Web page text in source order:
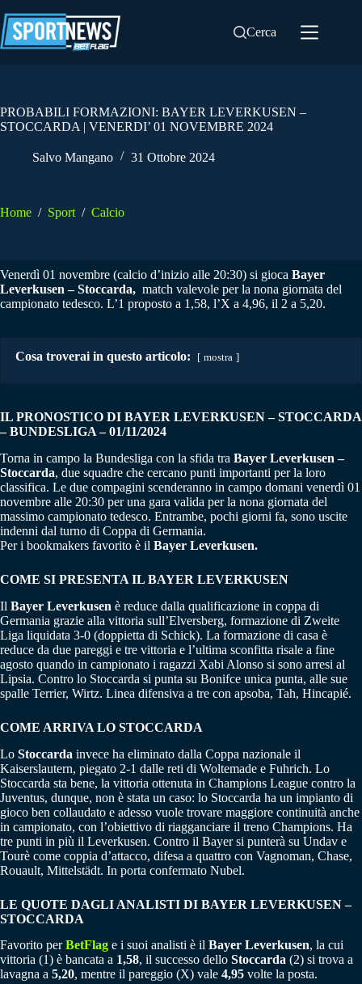
al
contenuto
Cerca
PROBABILI FORMAZIONI: BAYER LEVERKUSEN –
STOCCARDA | VENERDI’ 01 NOVEMBRE 2024
Salvo Mangano 31 Ottobre 2024
Home / Sport / Calcio
Venerdì 01 novembre (calcio d’inizio alle 20:30) si gioca Bayer
Leverkusen – Stoccarda, match valevole per la nona giornata del
campionato tedesco. L’1 proposto a 1,58, l’X a 4,96, il 2 a 5,20.
Cosa troverai in questo articolo: mostra
IL PRONOSTICO DI BAYER LEVERKUSEN – STOCCARDA
– BUNDESLIGA – 01/11/2024
Torna in campo la Bundesliga con la sfida tra Bayer Leverkusen –
Stoccarda, due squadre che cercano punti importanti per la loro
classifica. Le due compagini scenderanno in campo domani venerdì 01
novembre alle 20:30 per una gara valida per la nona giornata del
massimo campionato tedesco. Entrambe, pochi giorni fa, sono uscite
indenni dal turno di Coppa di Germania.
Per i bookmakers favorito è il Bayer Leverkusen.
COME SI PRESENTA IL BAYER LEVERKUSEN
Il Bayer Leverkusen è reduce dalla qualificazione in coppa di
Germania grazie alla vittoria sull’Elversberg, formazione di Zweite
Liga liquidata 3-0 (doppietta di Schick). La formazione di casa è
reduce da due pareggi e tre vittoria e l’ultima sconfitta risale a fine
agosto quando in campionato i ragazzi Xabi Alonso si sono arresi al
Lipsia. Contro lo Stoccarda si punta su Bonifce unica punta, alle sue
spalle Terrier, Wirtz. Linea difensiva a tre con apsoba, Tah, Hincapié.
COME ARRIVA LO STOCCARDA
Lo Stoccarda invece ha eliminato dalla Coppa nazionale il
Kaiserslautern, piegato 2-1 dalle reti di Woltemade e Fuhrich. Lo
Stoccarda sta bene, la vittoria ottenuta in Champions League contro la
Juventus, dunque, non è stata un caso: lo Stoccarda ha un impianto di
gioco ben collaudato e adesso vuole trovare maggiore continuità anche
in campionato, con l’obiettivo di riagganciare il treno Champions. Ha
tre punti in più il Leverkusen. Contro il Bayer si punterà su Undav e
Tourè come coppia d’attacco, difesa a quattro con Vagnoman, Chase,
Rouault, Mittelstädt. In porta confermato Nubel.
LE QUOTE DAGLI ANALISTI DI BAYER LEVERKUSEN –
STOCCARDA
Favorito perBetFlag e i suoi analisti è il Bayer Leverkusen, la cui
vittoria (1) è bancata a 1,58, il successo dello Stoccarda (2) si trova a
lavagna a 5,20, mentre il pareggio (X) vale 4,95 volte la posta.